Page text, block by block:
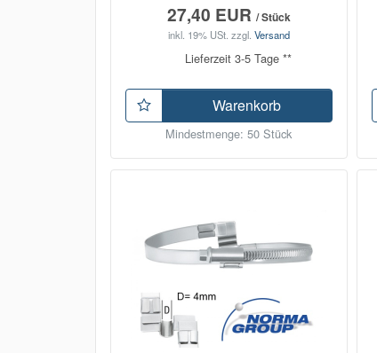
27,40 EUR / Stück
inkl. 19% USt. zzgl. Versand
Lieferzeit 3-5 Tage **
Warenkorb
Mindestmenge: 50 Stück